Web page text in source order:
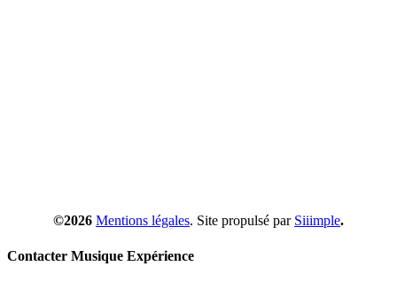
©2026 Mentions légales. Site propulsé par Siiimple.
Contacter Musique Expérience